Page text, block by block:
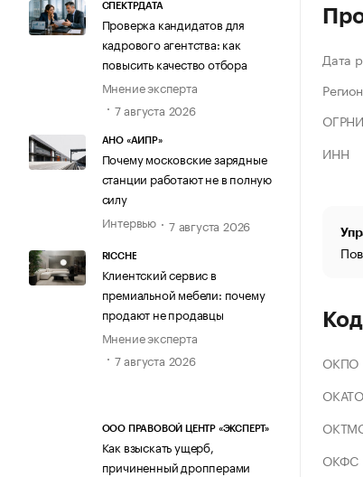
СПЕКТРДАТА
Проверка кандидатов для
кадрового агентства: как
повысить качество отбора
Мнение эксперта
7 августа 2026
АНО «АИПР»
Почему московские зарядные
станции работают не в полную
силу
Интервью
7 августа 2026
RICCHE
Клиентский сервис в
премиальной мебели: почему
продают не продавцы
Мнение эксперта
7 августа 2026
ООО ПРАВОВОЙ ЦЕНТР «ЭКСПЕРТ»
Как взыскать ущерб,
причиненный дропперами
Дата
Регион
ИНН
ОКПО
ОКАТО
ОКФС